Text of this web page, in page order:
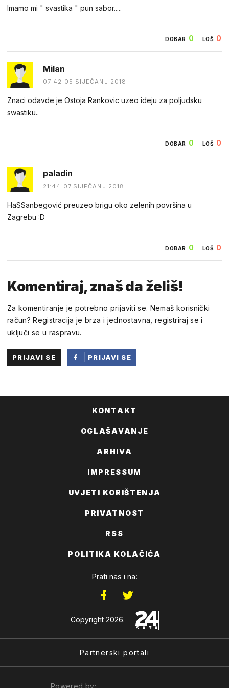
Imamo mi " svastika " pun sabor.....
DOBAR 0 LOŠ 0
Milan
07:42 05.SIJEČANJ 2018.
Znaci odavde je Ostoja Rankovic uzeo ideju za poljudsku
swastiku..
DOBAR 0 LOŠ 0
paladin
21:44 07.SIJEČANJ 2018.
HaSSanbegović preuzeo brigu oko zelenih površina u
Zagrebu :D
DOBAR 0 LOŠ 0
Komentiraj, znaš da želiš!
Za komentiranje je potrebno prijaviti se. Nemaš korisnički
račun? Registracija je brza i jednostavna, registriraj se i
uključi se u raspravu.
PRIJAVI SE
PRIJAVI SE
KONTAKT
OGLAŠAVANJE
ARHIVA
IMPRESSUM
UVJETI KORIŠTENJA
PRIVATNOST
RSS
POLITIKA KOLAČIĆA
Prati nas i na:
Copyright 2026.
Partnerski portali
Powered by: